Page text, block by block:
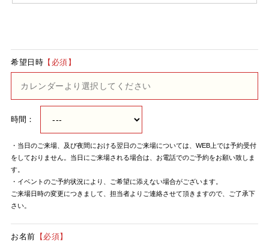
希望日時 【必須】
時間：
・当日のご来場、及び夜間における翌日のご来場については、WEB上では予約受付
をしておりません。当日にご来場される場合は、お電話でのご予約をお願い致しま
す。
・イベントのご予約状況により、ご希望に添えない場合がございます。
ご来場日時の変更につきまして、担当者よりご連絡させて頂きますので、ご了承下
さい。
お名前 【必須】